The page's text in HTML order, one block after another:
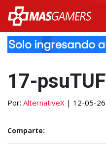
17-psuTUF
Por: AlternativeX | 12-05-26
Comparte: